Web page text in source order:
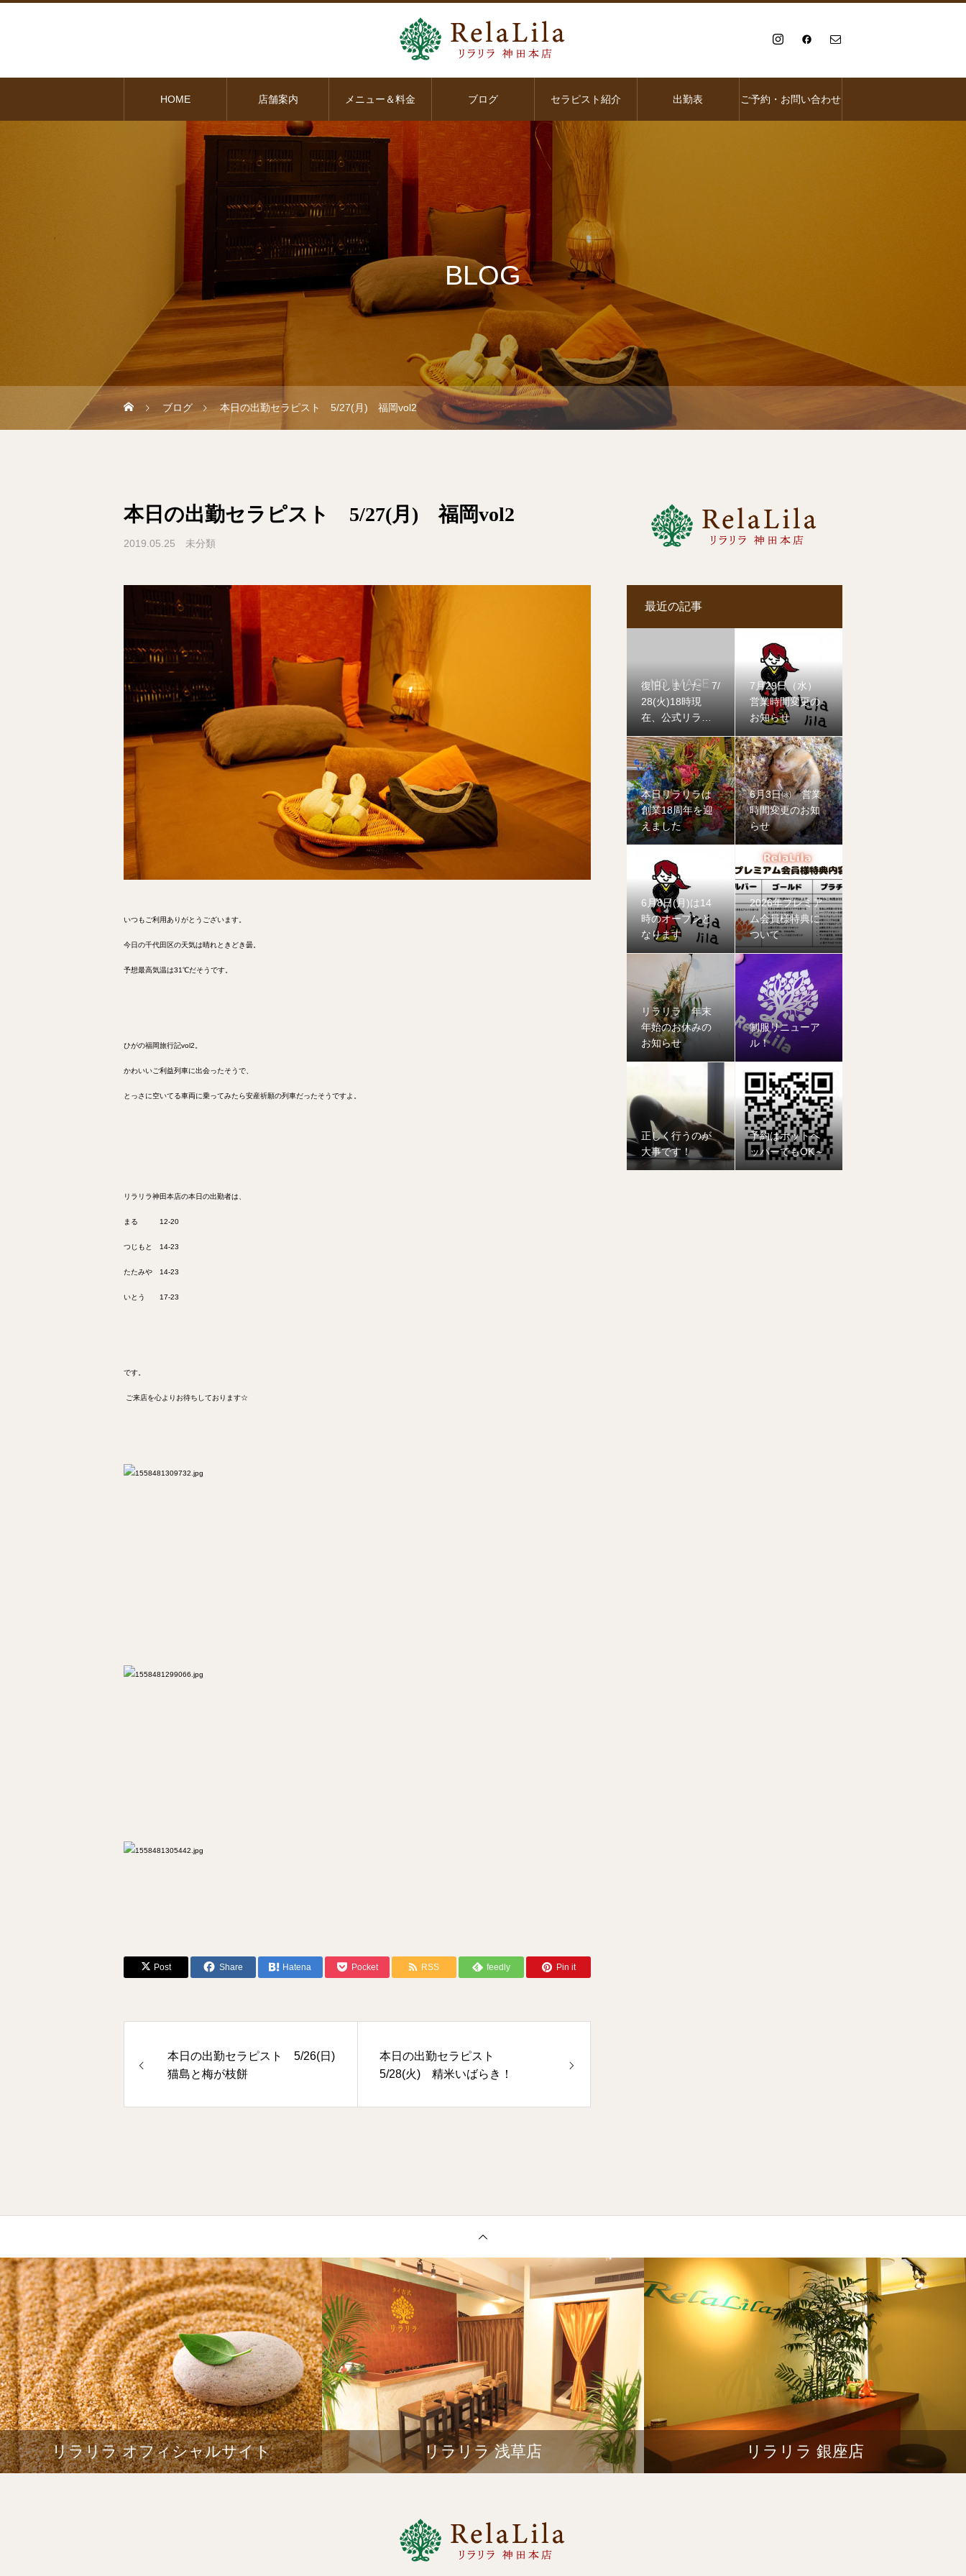
HOME 店舗案内 メニュー＆料金 ブログ セラピスト紹介 出勤表 ご予約・お問い合わせ
BLOG
ブログ 本日の出勤セラピスト 5/27(月) 福岡vol2
本日の出勤セラピスト 5/27(月) 福岡vol2
2019.05.25 未分類
いつもご利用ありがとうございます。
今日の千代田区の天気は晴れときどき曇。
予想最高気温は31℃だそうです。
ひがの福岡旅行記vol2。
かわいいご利益列車に出会ったそうで、
とっさに空いてる車両に乗ってみたら安産祈願の列車だったそうですよ。
リラリラ神田本店の本日の出勤者は、
まる 12-20
つじもと 14-23
たたみや 14-23
いとう 17-23
です。
ご来店を心よりお待ちしております☆
Post Share Hatena Pocket RSS feedly Pin it
本日の出勤セラピスト 5/26(日)
猫島と梅が枝餅
本日の出勤セラピスト
5/28(火) 精米いばらき！
最近の記事
復旧しました 7/
28(火)18時現
在、公式リラリ
具合が発生して
おります
7月29日（水）
営業時間変更の
お知らせ
本日リラリラは
創業18周年を迎
えました
6月3日㈬ 営業
時間変更のお知
らせ
6月8日(月)は14
時のオープンと
なります
2026年プレミア
ム会員様特典に
ついて
リラリラ 年末
年始のお休みの
お知らせ
制服リニューア
ル！
正しく行うのが
大事です！
予約はホットペ
ッパーでもOK～
リラリラ オフィシャルサイト リラリラ 浅草店 リラリラ 銀座店